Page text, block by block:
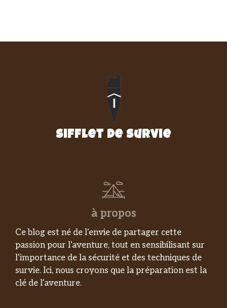
Sifflet de survie
à propos
Ce blog est né de l'envie de partager cette
passion pour l'aventure, tout en sensibilisant sur
l'importance de la sécurité et des techniques de
survie. Ici, nous croyons que la préparation est la
clé de l'aventure.